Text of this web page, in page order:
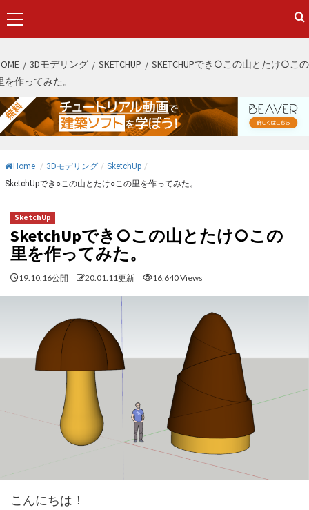
p
Menu
3Dモデリング SKETCHUP
SKETCHUPでき○この山とたけ○この
を作ってみた。
Home / 3Dモデリング / SketchUp /
SketchUpでき○この山とたけ○この里を作ってみた。
SketchUp
SketchUpでき○この山とたけ○この
里を作ってみた。
19.10.16公開 20.01.11更新 16,640 Views
こんにちは！